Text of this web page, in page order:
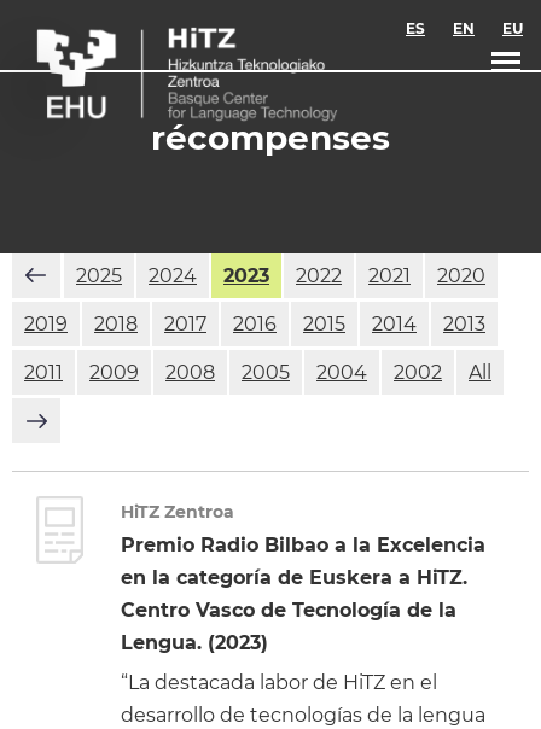
ES EN EU
récompenses
2025 2024 2023 2022 2021 2020
2019 2018 2017 2016 2015 2014 2013
2011 2009 2008 2005 2004 2002 All
HiTZ Zentroa
Premio Radio Bilbao a la Excelencia
en la categoría de Euskera a HiTZ.
Centro Vasco de Tecnología de la
Lengua. (2023)
“La destacada labor de HiTZ en el
desarrollo de tecnologías de la lengua